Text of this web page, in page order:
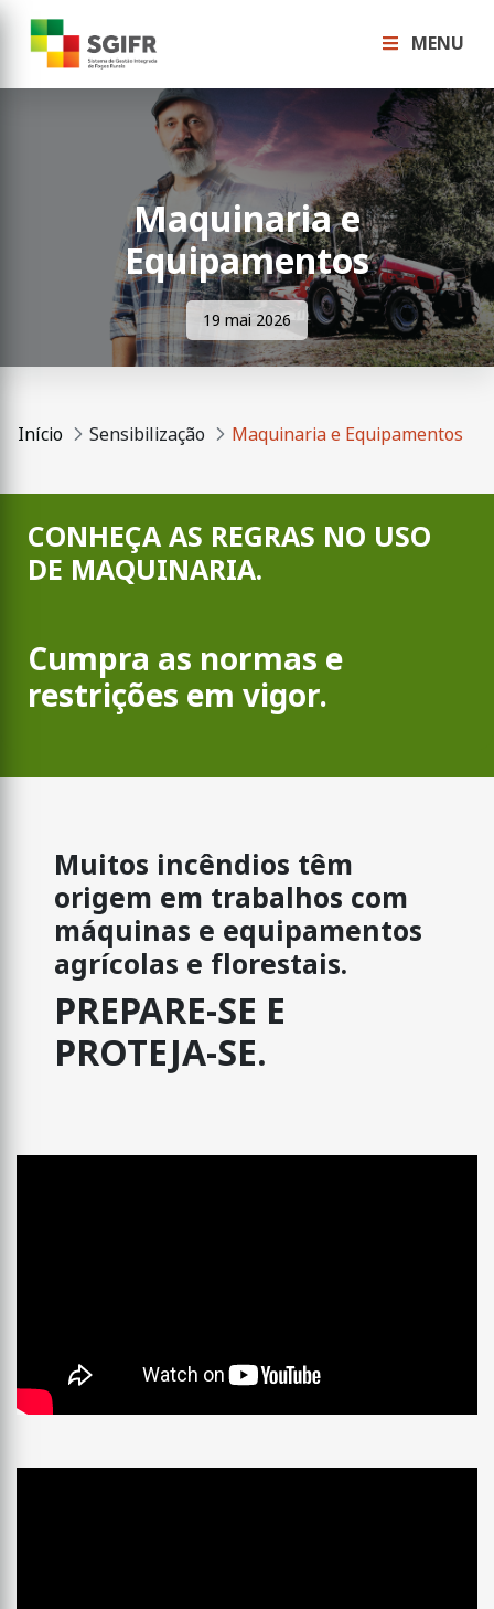
MENU
Maquinaria e
Equipamentos
19 mai 2026
Início Sensibilização Maquinaria e Equipamentos
CONHEÇA AS REGRAS NO USO
DE MAQUINARIA.
Cumpra as normas e
restrições em vigor.
Muitos incêndios têm
origem em trabalhos com
máquinas e equipamentos
agrícolas e florestais.
PREPARE-SE E
PROTEJA-SE.